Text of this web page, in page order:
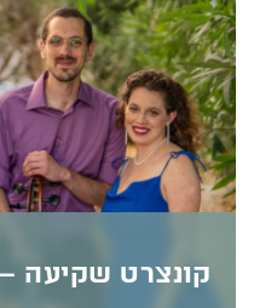
פרטים נוספים >>
קונצרט שקיעה –